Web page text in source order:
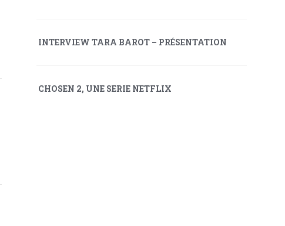
INTERVIEW TARA BAROT – PRÉSENTATION
CHOSEN 2, UNE SERIE NETFLIX